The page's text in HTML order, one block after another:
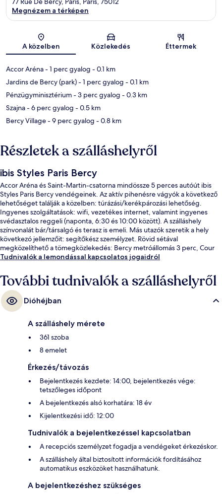
Térkép
Megnézem a térképen
A közelben Közlekedés Éttermek
Accor Aréna- 1 perc gyalog - 0.1 km
Jardins de Bercy (park)- 1 perc gyalog - 0.1 km
Pénzügyminisztérium- 3 perc gyalog - 0.3 km
Szajna- 6 perc gyalog - 0.5 km
Bercy Village- 9 perc gyalog - 0.8 km
Részletek a szálláshelyről
ibis Styles Paris Bercy
Accor Aréna és Saint-Martin-csatorna mindössze 5 perces autóút ibis
Styles Paris Bercy vendégeinek. Az aktív pihenésre vágyók a következő
lehetőséget találják a közelben: túrázási/kerékpározási lehetőség.
Ingyenes szolgáltatások: wifi, vezetékes internet, valamint ingyenes
svédasztalos reggeli (naponta, 6:30 és 10:00 között). A szálláshely
színvonalát bár/társalgó és terasz is emeli. Más utazók szeretik a hely
következó jellemzőit: segítőkész személyzet. Rövid sétával
megközelíthető a tömegközlekedés: Bercy metróállomás 3 perc, Cour
Saint-Émilion metróállomás pedig 9 perc séta.
Tudnivalók a lemondással kapcsolatos jogaidról
További tudnivalók a szálláshelyről
Dióhéjban
A szálláshely mérete
361 szoba
8 emelet
Érkezés/távozás
Bejelentkezés kezdete: 14:00, bejelentkezés vége:
tetszőleges időpont
A bejelentkezés alsó korhatára: 18 év
Kijelentkezési idő: 12:00
Tudnivalók a bejelentkezéssel kapcsolatban
A recepciós személyzet fogadja a vendégeket érkezéskor.
A szálláshely által biztosított információk fordításához
automatikus eszközöket használhatunk.
A bejelentkezéshez szükséges